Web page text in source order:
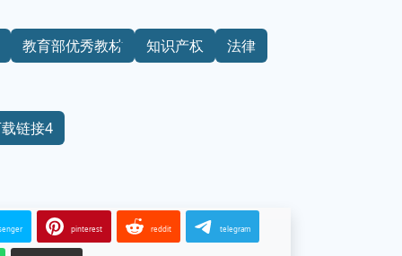
教育部优秀教材 知识产权 法律
链接4
pinterest reddit telegram